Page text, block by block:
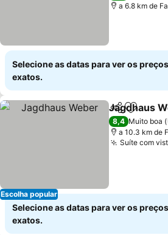
a 6.8 km de
Selecione as datas para ver os preços
exatos.
Escolha popular
Partilhar
Jagdhaus
8,4 Muito boa
a 10.3 km de
Suíte com
Selecione as datas para ver os preços
exatos.